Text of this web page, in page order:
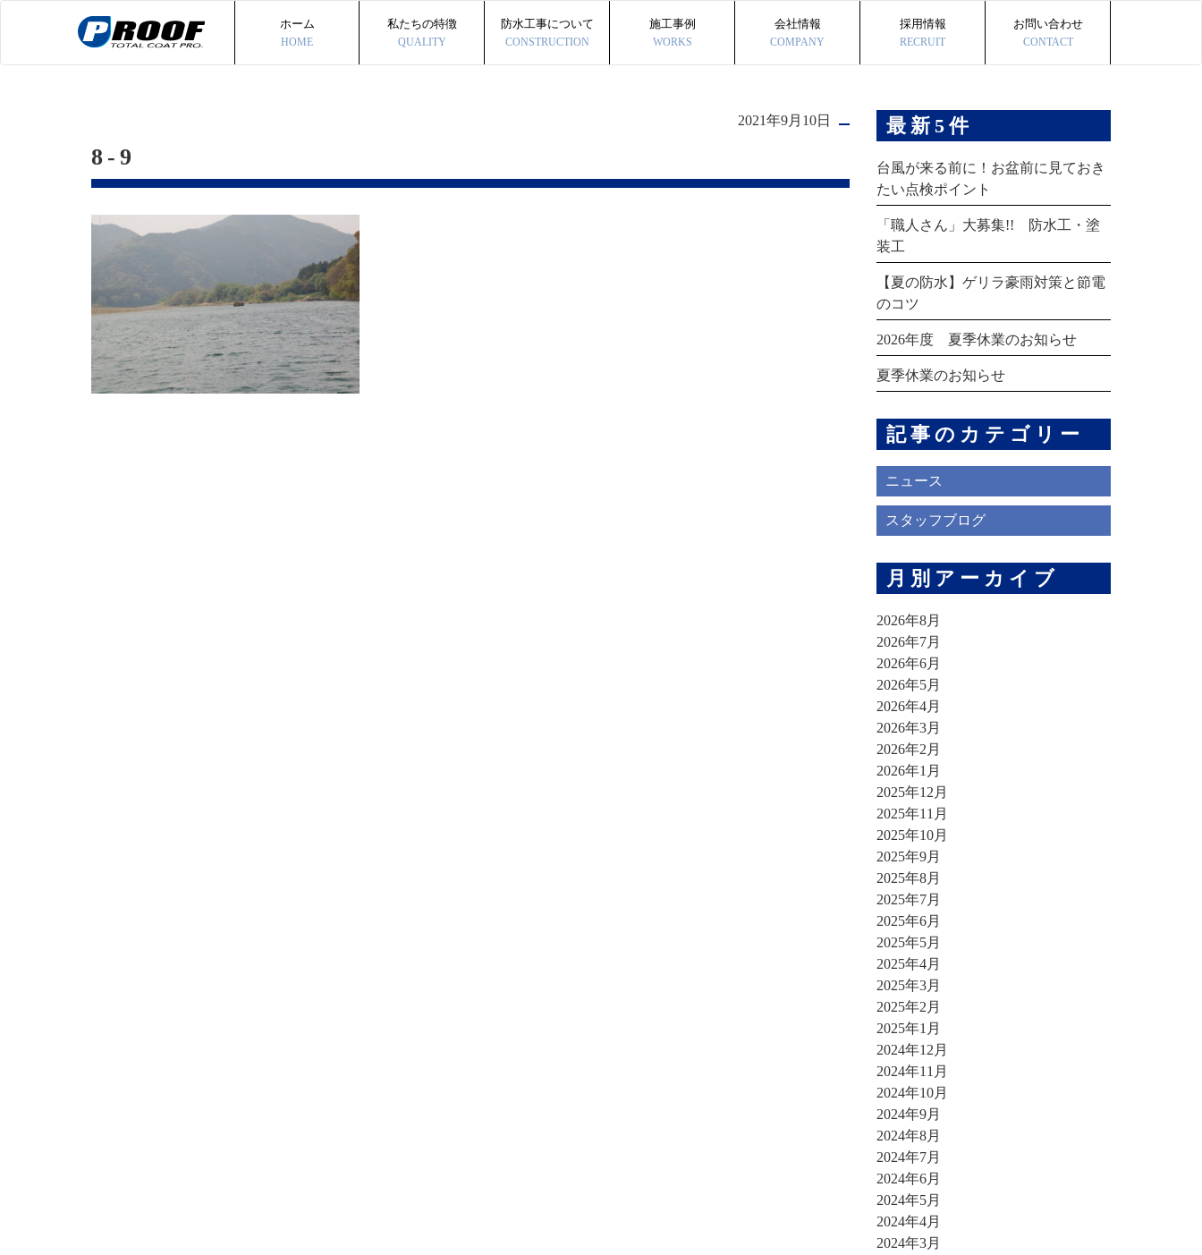
ホーム
HOME
私たちの特徴
QUALITY
防水工事について
CONSTRUCTION
施工事例
WORKS
会社情報
COMPANY
採用情報
RECRUIT
お問い合わせ
CONTACT
2021年9月10日
8-9
最新5件
台風が来る前に！お盆前に見ておき
たい点検ポイント
「職人さん」大募集!! 防水工・塗
装工
【夏の防水】ゲリラ豪雨対策と節電
のコツ
2026年度 夏季休業のお知らせ
夏季休業のお知らせ
記事のカテゴリー
ニュース
スタッフブログ
月別アーカイブ
2026年8月
2026年7月
2026年6月
2026年5月
2026年4月
2026年3月
2026年2月
2026年1月
2025年12月
2025年11月
2025年10月
2025年9月
2025年8月
2025年7月
2025年6月
2025年5月
2025年4月
2025年3月
2025年2月
2025年1月
2024年12月
2024年11月
2024年10月
2024年9月
2024年8月
2024年7月
2024年6月
2024年5月
2024年4月
2024年3月